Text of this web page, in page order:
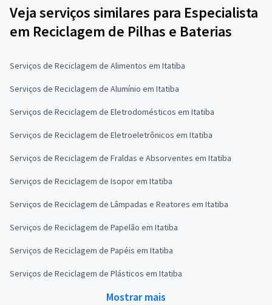
Veja serviços similares para Especialista
em Reciclagem de Pilhas e Baterias
Serviços de Reciclagem de Alimentos em Itatiba
Serviços de Reciclagem de Alumínio em Itatiba
Serviços de Reciclagem de Eletrodomésticos em Itatiba
Serviços de Reciclagem de Eletroeletrônicos em Itatiba
Serviços de Reciclagem de Fraldas e Absorventes em Itatiba
Serviços de Reciclagem de Isopor em Itatiba
Serviços de Reciclagem de Lâmpadas e Reatores em Itatiba
Serviços de Reciclagem de Papelão em Itatiba
Serviços de Reciclagem de Papéis em Itatiba
Serviços de Reciclagem de Plásticos em Itatiba
Mostrar mais